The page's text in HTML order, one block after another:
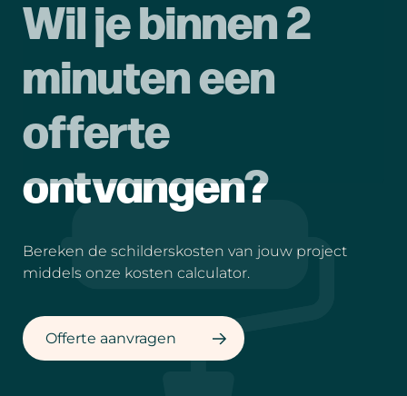
Wil je binnen 2
minuten een
offerte
ontvangen?
Bereken de schilderskosten van jouw project
middels onze kosten calculator.
Offerte aanvragen